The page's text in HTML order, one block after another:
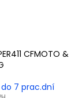
CFMOTO &
7 prac.dní